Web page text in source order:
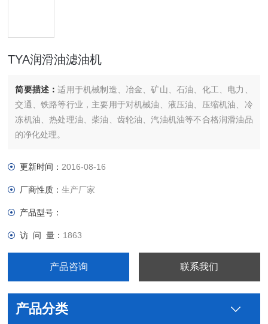
TYA润滑油滤油机
简要描述：适用于机械制造、冶金、矿山、石油、化工、电力、
交通、铁路等行业，主要用于对机械油、液压油、压缩机油、冷
冻机油、热处理油、柴油、齿轮油、汽油机油等不合格润滑油品
的净化处理。
更新时间： 2016-08-16
厂商性质：生产厂家
产品型号：
访 问 量： 1863
产品咨询 联系我们
产品分类